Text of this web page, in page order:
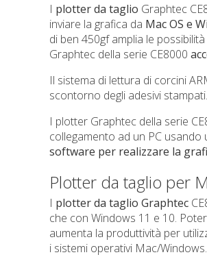
I plotter da taglio Graphtec
inviare la grafica da Mac OS e
di ben 450gf amplia le
Graphtec della serie CE8000
Il sistema di lettura di corcini
scontorno degli adesivi stampati.
I plotter Graphtec della serie
collegamento ad un PC usando
software per realizzare la
Plotter da taglio per
I plotter da taglio Graphtec
che con Windows 11 e 10. Poter
aumenta la produttività per
i sistemi operativi Mac/Windows.